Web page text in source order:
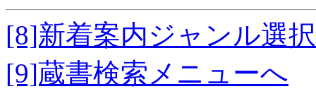
[8]新着案内ジャンル選
[9]蔵書検索メニューへ